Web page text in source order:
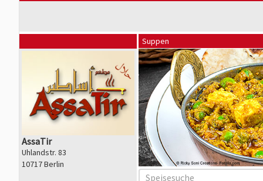
AssaTir
Uhlandstr. 83
10717 Berlin
Suppen